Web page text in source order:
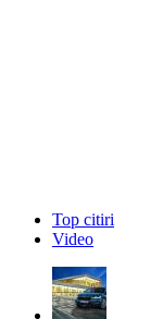
Top citiri
Video